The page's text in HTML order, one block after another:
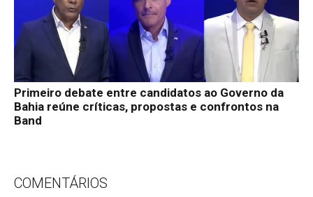
Primeiro debate entre candidatos ao Governo da
Bahia reúne críticas, propostas e confrontos na
Band
COMENTÁRIOS